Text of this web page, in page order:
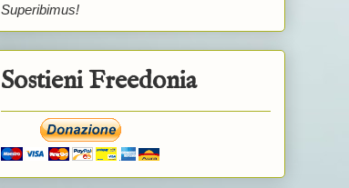
Superibimus!
Sostieni Freedonia